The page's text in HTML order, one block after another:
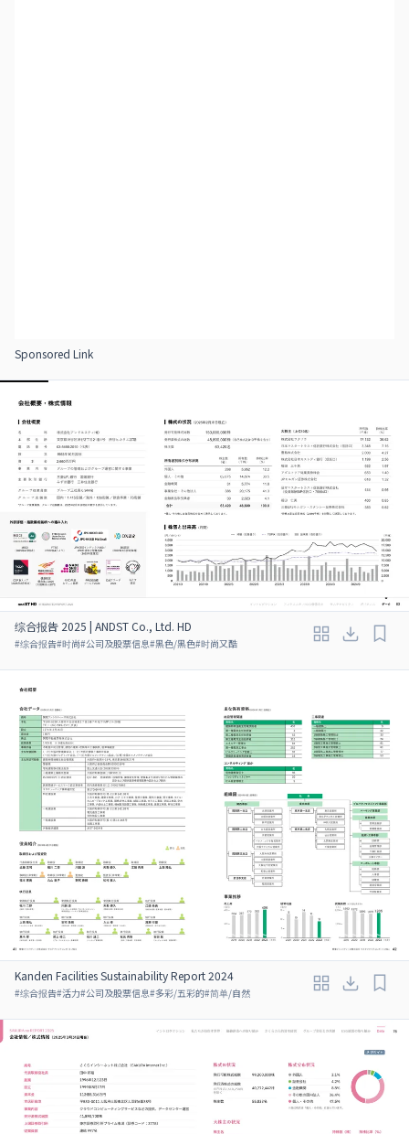
Sponsored Link
综合报告 2025 | ANDST Co., Ltd. HD
#综合报告#时尚#公司及股票信息#黑色/黑色#时尚又酷
Kanden Facilities Sustainability Report 2024
#综合报告#活力#公司及股票信息#多彩/五彩的#简单/自然